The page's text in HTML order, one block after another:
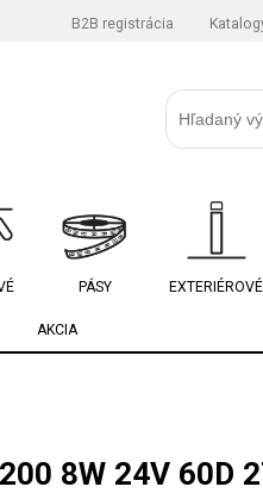
B2B registrácia
PÁSY EXTERIÉROVÉ
AKCIA
8W 24V 60D